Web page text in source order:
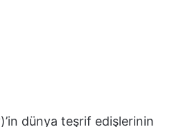
dünya teşrif edişlerinin